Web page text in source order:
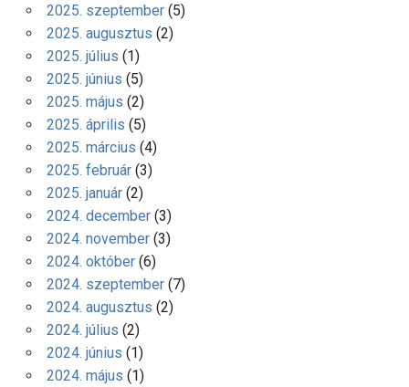
2025. szeptember(5)
2025. augusztus (2)
2025. július (1)
2025. június (5)
2025. május (2)
2025. április (5)
2025. március (4)
2025. február(3)
2025. január(2)
2024. december(3)
2024. november(3)
2024. október(6)
2024. szeptember(7)
2024. augusztus (2)
2024. július (2)
2024. június (1)
2024. május (1)